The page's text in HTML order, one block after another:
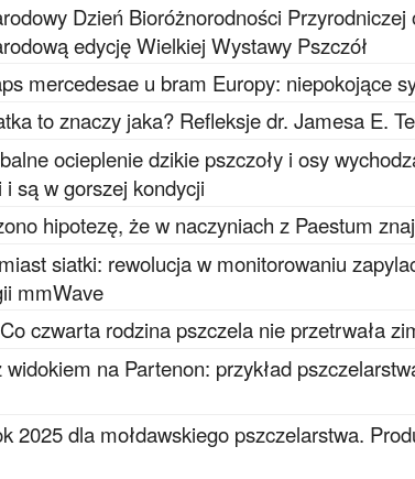
Dzień Bioróżnorodności Przyrodniczej
edycję Wielkiej Wystawy Pszczół
mercedesae u bram Europy: niepokojące
to znaczy jaka? Refleksje dr. Jamesa E.
ocieplenie dzikie pszczoły i osy
i są w gorszej kondycji
hipotezę, że w naczyniach z Paestum
siatki: rewolucja w monitorowaniu
mmWave
czwarta rodzina pszczela nie przetrwała
widokiem na Partenon: przykład
2025 dla mołdawskiego pszczelarstwa.